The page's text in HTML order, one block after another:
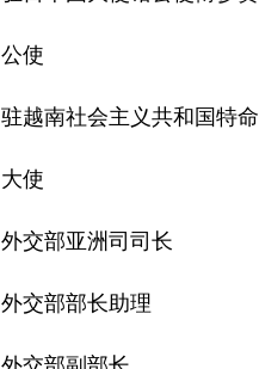
公使
驻越南社会主义共和国特
大使
外交部亚洲司司长
外交部部长助理